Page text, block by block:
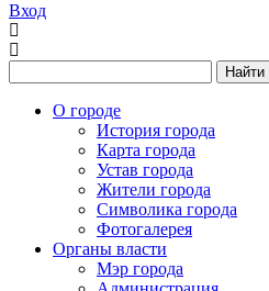
Вход
Найти
О городе
История города
Карта города
Устав города
Жители города
Символика города
Фотогалерея
Органы власти
Мэр города